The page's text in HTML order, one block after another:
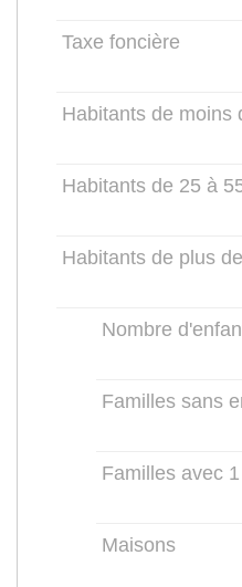
Taxe foncière
Habitants de moins
Habitants de 25 à
Habitants de plus
Nombre
Familles sans
Familles avec
Maisons